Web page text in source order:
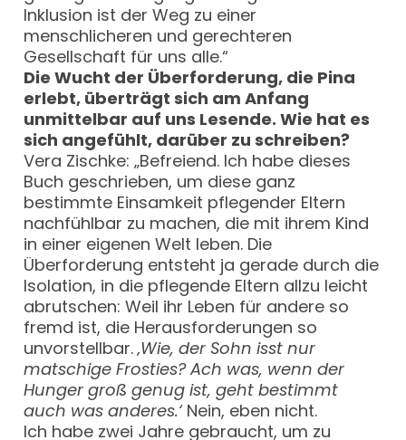
Inklusion ist der Weg zu einer
menschlicheren und gerechteren
Gesellschaft für uns alle.“
Die Wucht der Überforderung, die Pina
erlebt, überträgt sich am Anfang
unmittelbar auf uns Lesende. Wie hat es
sich angefühlt, darüber zu schreiben?
Vera Zischke: „Befreiend. Ich habe dieses
Buch geschrieben, um diese ganz
bestimmte Einsamkeit pflegender Eltern
nachfühlbar zu machen, die mit ihrem Kind
in einer eigenen Welt leben. Die
Überforderung entsteht ja gerade durch die
Isolation, in die pflegende Eltern allzu leicht
abrutschen: Weil ihr Leben für andere so
fremd ist, die Herausforderungen so
unvorstellbar.‚Wie, der Sohn isst nur
matschige Frosties? Ach was, wenn der
Hunger groß genug ist, geht bestimmt
auch was anderes.‘Nein, eben nicht.
Ich habe zwei Jahre gebraucht, um zu